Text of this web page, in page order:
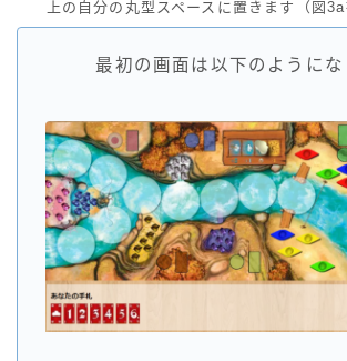
上の自分の丸型スペースに置きます（図3a
最初の画面は以下のようにな